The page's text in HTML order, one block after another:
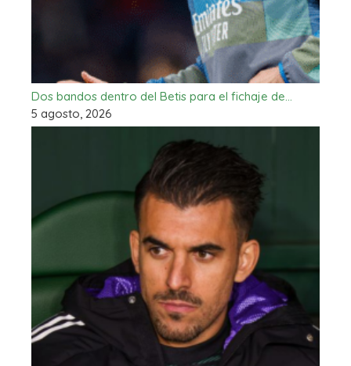
Dos bandos dentro del Betis para el fichaje de…
5 agosto, 2026